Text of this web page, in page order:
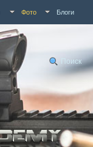
Фото Блоги
Поиск